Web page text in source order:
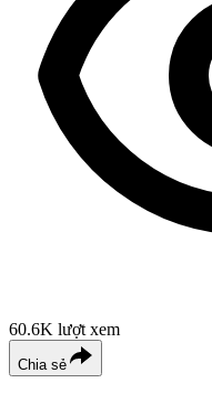
60.6K lượt xem
Chia sẻ